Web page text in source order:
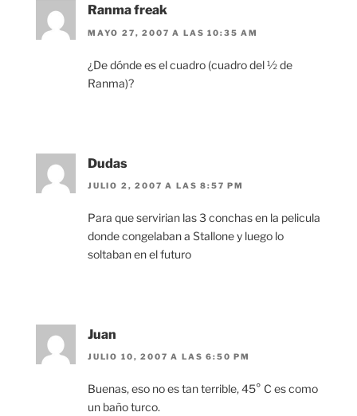
Ranma freak
MAYO 27, 2007 A LAS 10:35 AM
¿De dónde es el cuadro (cuadro del ½ de
Ranma)?
Dudas
JULIO 2, 2007 A LAS 8:57 PM
Para que servirian las 3 conchas en la pelicula
donde congelaban a Stallone y luego lo
soltaban en el futuro
Juan
JULIO 10, 2007 A LAS 6:50 PM
Buenas, eso no es tan terrible, 45° C es como
un baño turco.